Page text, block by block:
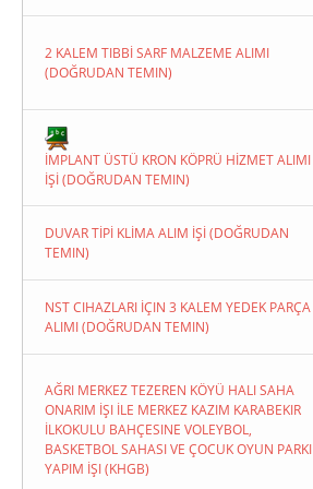
2 KALEM TIBBİ SARF MALZEME ALIMI
(DOĞRUDAN TEMIN)
İMPLANT ÜSTÜ KRON KÖPRÜ HİZMET ALIMI
İŞİ (DOĞRUDAN TEMIN)
DUVAR TİPİ KLİMA ALIM İŞİ (DOĞRUDAN
TEMIN)
NST CIHAZLARI İÇIN 3 KALEM YEDEK PARÇA
ALIMI (DOĞRUDAN TEMIN)
AĞRI MERKEZ TEZEREN KÖYÜ HALI SAHA
ONARIM İŞI İLE MERKEZ KAZIM KARABEKIR
İLKOKULU BAHÇESINE VOLEYBOL,
BASKETBOL SAHASI VE ÇOCUK OYUN PARKI
YAPIM İŞI (KHGB)